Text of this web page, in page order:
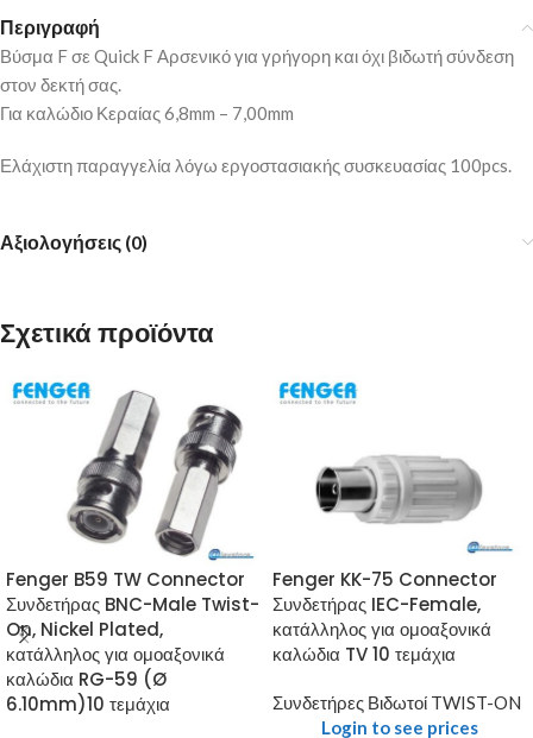
Περιγραφή
Βύσμα F σε Quick F Αρσενικό για γρήγορη και όχι βιδωτή σύνδεση
στον δεκτή σας.
Για καλώδιο Κεραίας 6,8mm – 7,00mm
Ελάχιστη παραγγελία λόγω εργοστασιακής συσκευασίας 100pcs.
Αξιολογήσεις (0)
Σχετικά προϊόντα
Fenger B59 TW Connector
Συνδετήρας BNC-Male Twist-
On, Nickel Plated,
κατάλληλος για ομοαξονικά
καλώδια RG-59 (Ø
6.10mm)10 τεμάχια
Fenger KK-75 Connector
Συνδετήρας IEC-Female,
κατάλληλος για ομοαξονικά
καλώδια TV 10 τεμάχια
Συνδετήρες Βιδωτοί TWIST-ON
Login to see prices